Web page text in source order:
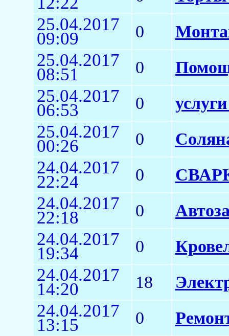
25.04.2017
09:09 0
25.04.2017
08:51 0
25.04.2017
06:53 0
25.04.2017
00:26 0
24.04.2017
22:24 0
24.04.2017
22:18 0
24.04.2017
19:34 0
24.04.2017
14:20 18
24.04.2017
13:15 0